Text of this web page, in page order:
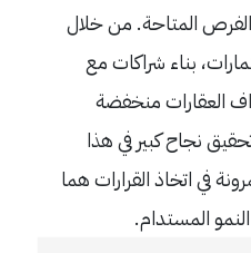
المتاحة. من خلال
بناء شراكات مع
العقارات منخفضة
نجاح كبير في هذا
في اتخاذ القرارات هما
المستدام.